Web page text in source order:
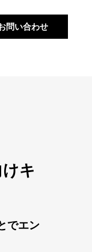
問い合わせ
キ
でエン